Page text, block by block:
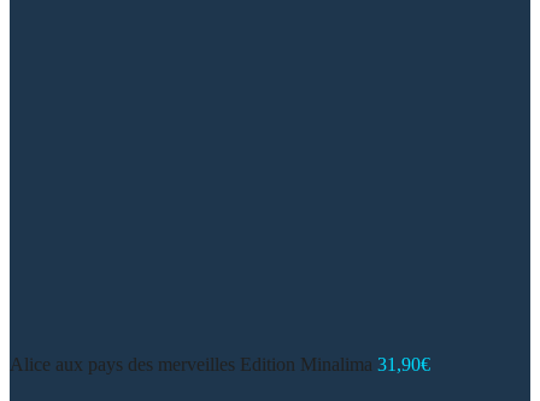
Alice aux pays des merveilles Edition Minalima 31,90€